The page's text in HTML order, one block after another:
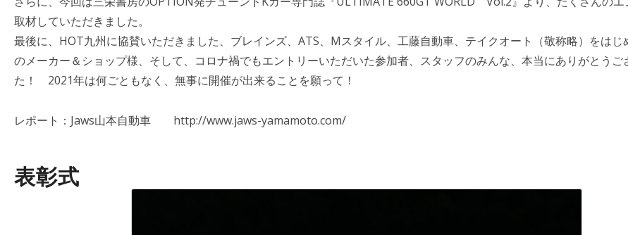
取材していただきました。
最後に、HOT九州に協賛いただきました、ブレインズ、ATS、Mスタイル、工藤自動車、テイクオート（敬称略）をはじ
のメーカー＆ショップ様、そして、コロナ禍でもエントリーいただいた参加者、スタッフのみんな、本当にありがとうご
た！ 2021年は何ごともなく、無事に開催が出来ることを願って！
レポート：Jaws山本自動車 http://www.jaws-yamamoto.com/
表彰式